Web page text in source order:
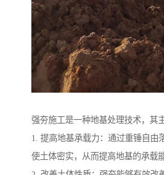
强夯施工是一种地基处理技术，其
1. 提高地基承载力：通过重锤自由
使土体密实，从而提高地基的承载